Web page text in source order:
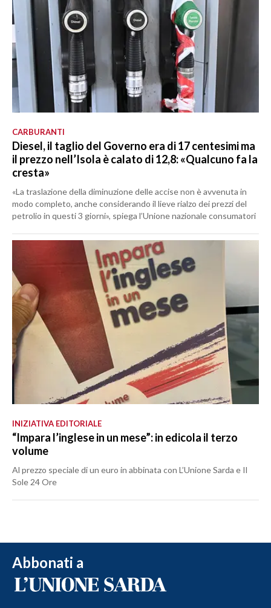
CARBURANTI
Diesel, il taglio del Governo era di 17 centesimi ma
il prezzo nell’Isola è calato di 12,8: «Qualcuno fa la
cresta»
«La traslazione della diminuzione delle accise non è avvenuta in
modo completo, anche considerando il lieve rialzo dei prezzi del
petrolio in questi 3 giorni», spiega l’Unione nazionale consumatori
INIZIATIVA EDITORIALE
“Impara l’inglese in un mese”: in edicola il terzo
volume
Al prezzo speciale di un euro in abbinata con L’Unione Sarda e Il
Sole 24 Ore
Abbonati a